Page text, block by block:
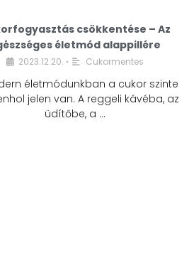
csökkentése – Az
életmód alappillére
2023.12.20. • Cukormentes
életmódunkban a cukor szinte
jelen van. A reggeli kávéba, az
üdítőbe, a …
Cukorfogyasztás
egészséges életmód
alappillére